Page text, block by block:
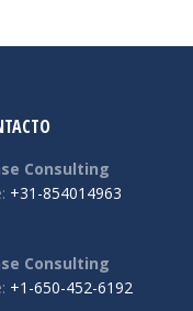
Consulting
+31-854014963
Consulting
+1-650-452-6192